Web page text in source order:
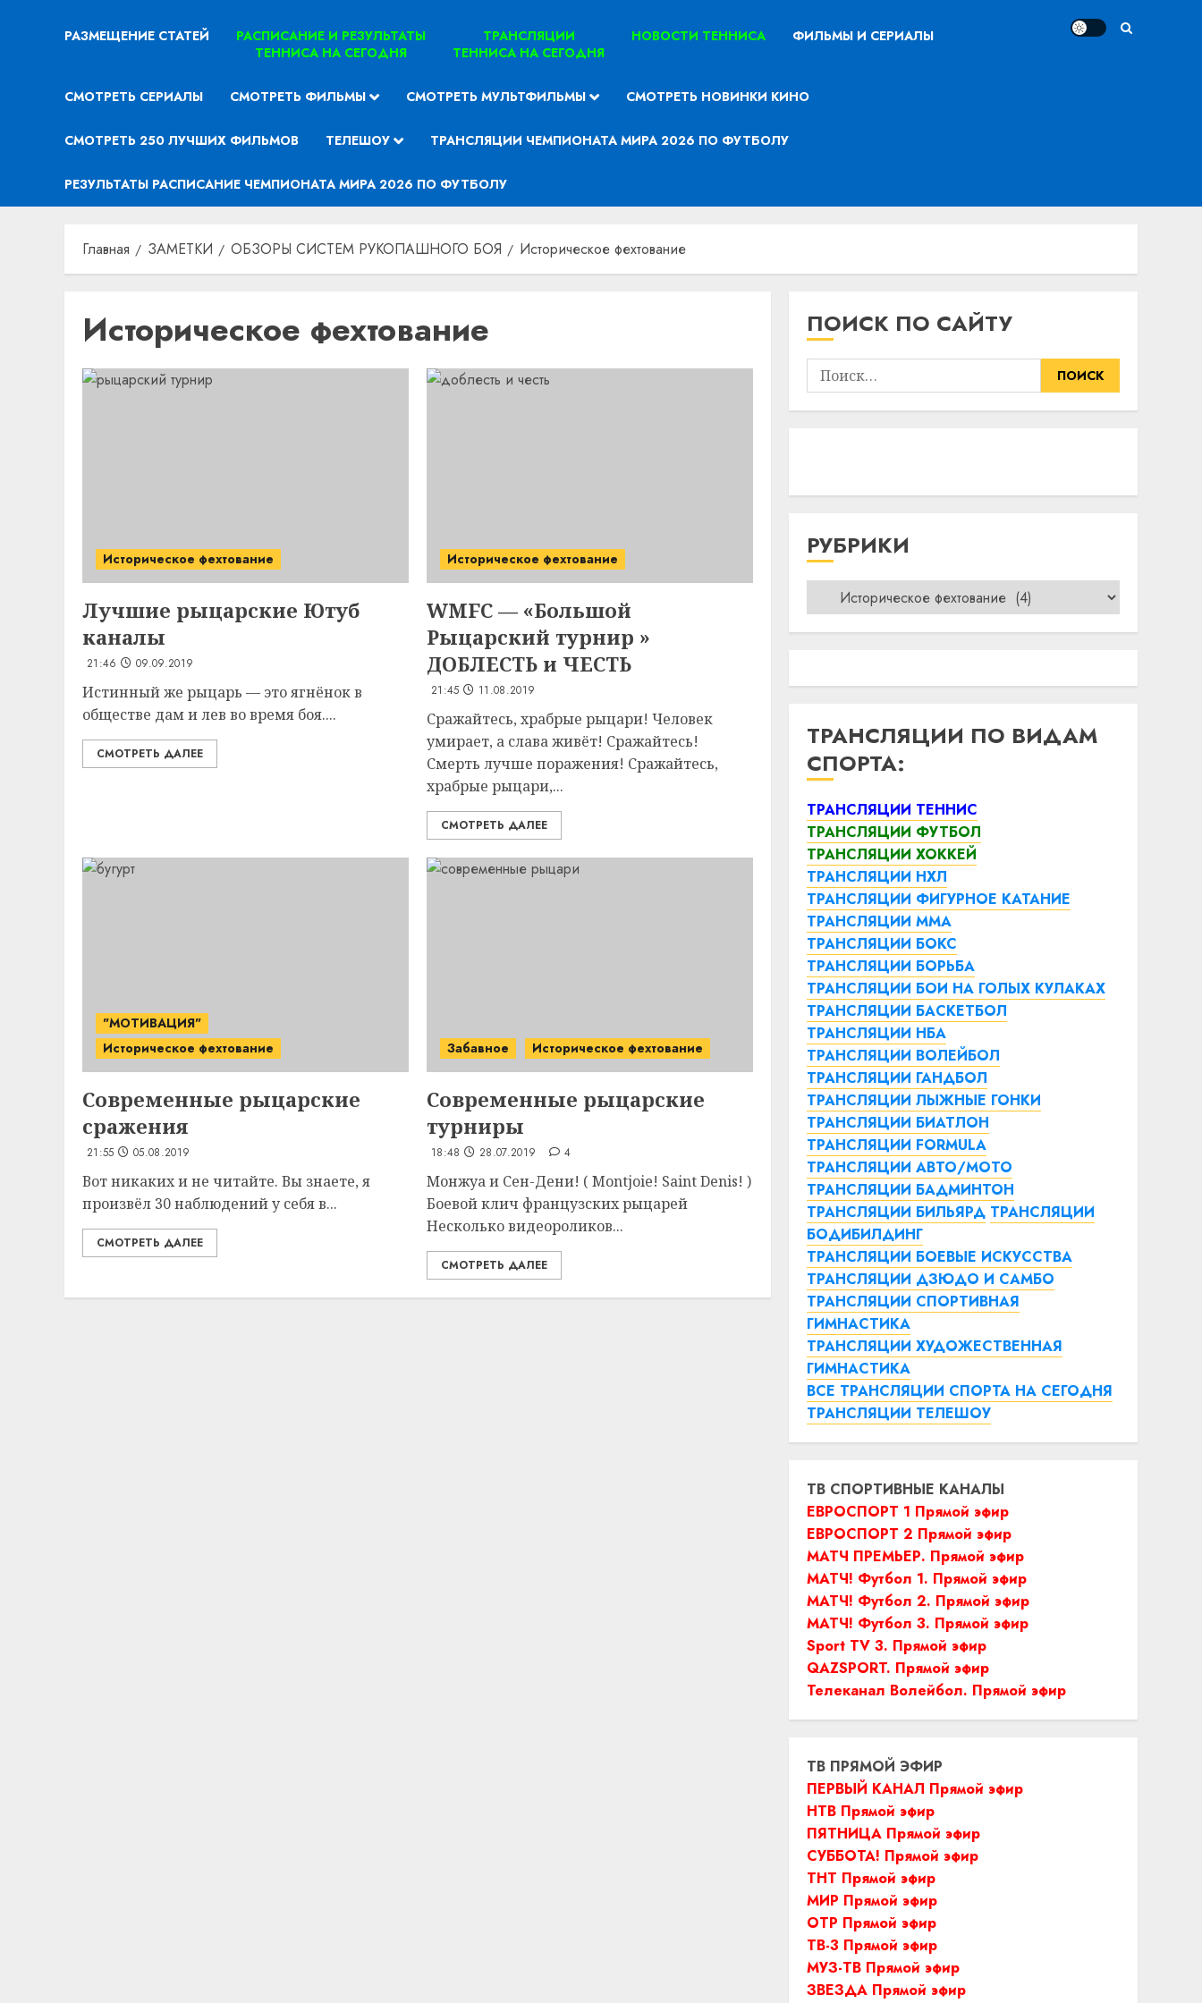
РАЗМЕЩЕНИЕ СТАТЕЙ
РАСПИСАНИЕ И РЕЗУЛЬТАТЫ
ТЕННИСА НА СЕГОДНЯ
ТРАНСЛЯЦИИ
ТЕННИСА НА СЕГОДНЯ
НОВОСТИ ТЕННИСА ФИЛЬМЫ И СЕРИАЛЫ
СМОТРЕТЬ СЕРИАЛЫ СМОТРЕТЬ ФИЛЬМЫ СМОТРЕТЬ МУЛЬТФИЛЬМЫ СМОТРЕТЬ НОВИНКИ КИНО
СМОТРЕТЬ 250 ЛУЧШИХ ФИЛЬМОВ ТЕЛЕШОУ ТРАНСЛЯЦИИ ЧЕМПИОНАТА МИРА 2026 ПО ФУТБОЛУ
РЕЗУЛЬТАТЫ РАСПИСАНИЕ ЧЕМПИОНАТА МИРА 2026 ПО ФУТБОЛУ
Главная ЗАМЕТКИ ОБЗОРЫ СИСТЕМ РУКОПАШНОГО БОЯ Историческое фехтование
Историческое фехтование
Историческое фехтование
Лучшие рыцарские Ютуб
каналы
21:46 09.09.2019
Истинный же рыцарь — это ягнёнок в
обществе дам и лев во время боя....
СМОТРЕТЬ ДАЛЕЕ
Историческое фехтование
WMFC — «Большой
Рыцарский турнир »
ДОБЛЕСТЬ и ЧЕСТЬ
21:45 11.08.2019
Сражайтесь, храбрые рыцари! Человек
умирает, а слава живёт! Сражайтесь!
Смерть лучше поражения! Сражайтесь,
храбрые рыцари,...
СМОТРЕТЬ ДАЛЕЕ
"МОТИВАЦИЯ"
Историческое фехтование
Современные рыцарские
сражения
21:55 05.08.2019
Вот никаких и не читайте. Вы знаете, я
произвёл 30 наблюдений у себя в...
СМОТРЕТЬ ДАЛЕЕ
Забавное Историческое фехтование
Современные рыцарские
турниры
18:48 28.07.2019 4
Монжуа и Сен-Дени! ( Montjoie! Saint Denis! )
Боевой клич французских рыцарей
Несколько видеороликов...
СМОТРЕТЬ ДАЛЕЕ
ПОИСК ПО САЙТУ
Найти:
РУБРИКИ
Рубрики
ТРАНСЛЯЦИИ ПО ВИДАМ
СПОРТА:
ТРАНСЛЯЦИИ ТЕННИС
ТРАНСЛЯЦИИ ФУТБОЛ
ТРАНСЛЯЦИИ ХОККЕЙ
ТРАНСЛЯЦИИ НХЛ
ТРАНСЛЯЦИИ ФИГУРНОЕ КАТАНИЕ
ТРАНСЛЯЦИИ ММА
ТРАНСЛЯЦИИ БОКС
ТРАНСЛЯЦИИ БОРЬБА
ТРАНСЛЯЦИИ БОИ НА ГОЛЫХ КУЛАКАХ
ТРАНСЛЯЦИИ БАСКЕТБОЛ
ТРАНСЛЯЦИИ НБА
ТРАНСЛЯЦИИ ВОЛЕЙБОЛ
ТРАНСЛЯЦИИ ГАНДБОЛ
ТРАНСЛЯЦИИ ЛЫЖНЫЕ ГОНКИ
ТРАНСЛЯЦИИ БИАТЛОН
ТРАНСЛЯЦИИ FORMULA
ТРАНСЛЯЦИИ АВТО/МОТО
ТРАНСЛЯЦИИ БАДМИНТОН
ТРАНСЛЯЦИИ БИЛЬЯРД ТРАНСЛЯЦИИ
БОДИБИЛДИНГ
ТРАНСЛЯЦИИ БОЕВЫЕ ИСКУССТВА
ТРАНСЛЯЦИИ ДЗЮДО И САМБО
ТРАНСЛЯЦИИ СПОРТИВНАЯ
ГИМНАСТИКА
ТРАНСЛЯЦИИ ХУДОЖЕСТВЕННАЯ
ГИМНАСТИКА
ВСЕ ТРАНСЛЯЦИИ СПОРТА НА СЕГОДНЯ
ТРАНСЛЯЦИИ ТЕЛЕШОУ
ТВ СПОРТИВНЫЕ КАНАЛЫ
ЕВРОСПОРТ 1 Прямой эфир
ЕВРОСПОРТ 2 Прямой эфир
МАТЧ ПРЕМЬЕР. Прямой эфир
МАТЧ! Футбол 1. Прямой эфир
МАТЧ! Футбол 2. Прямой эфир
МАТЧ! Футбол 3. Прямой эфир
Sport TV 3. Прямой эфир
QAZSPORT. Прямой эфир
Телеканал Волейбол. Прямой эфир
ТВ ПРЯМОЙ ЭФИР
ПЕРВЫЙ КАНАЛ Прямой эфир
НТВ Прямой эфир
ПЯТНИЦА Прямой эфир
СУББОТА! Прямой эфир
ТНТ Прямой эфир
МИР Прямой эфир
ОТР Прямой эфир
ТВ-3 Прямой эфир
МУЗ-ТВ Прямой эфир
ЗВЕЗДА Прямой эфир